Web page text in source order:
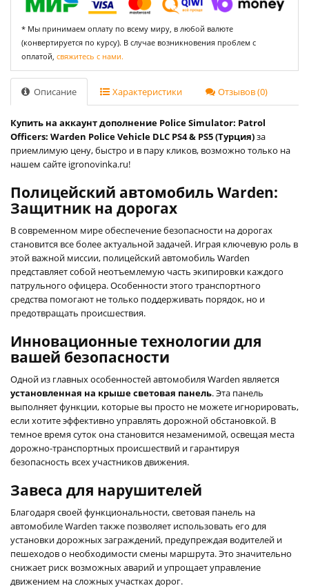
* Мы принимаем оплату по всему миру, в любой валюте
(конвертируется по курсу). В случае возникновения проблем с
оплатой, свяжитесь с нами.
Описание Характеристики Отзывов (0)
Купить на аккаунт дополнение Police Simulator: Patrol
Officers: Warden Police Vehicle DLC PS4 & PS5 (Турция)за
приемлимую цену, быстро и в пару кликов, возможно только на
нашем сайте igronovinka.ru!
Полицейский автомобиль Warden:
Защитник на дорогах
В современном мире обеспечение безопасности на дорогах
становится все более актуальной задачей. Играя ключевую роль в
этой важной миссии, полицейский автомобиль Warden
представляет собой неотъемлемую часть экипировки каждого
патрульного офицера. Особенности этого транспортного
средства помогают не только поддерживать порядок, но и
предотвращать происшествия.
Инновационные технологии для
вашей безопасности
Одной из главных особенностей автомобиля Warden является
установленная на крыше световая панель. Эта панель
выполняет функции, которые вы просто не можете игнорировать,
если хотите эффективно управлять дорожной обстановкой. В
темное время суток она становится незаменимой, освещая места
дорожно-транспортных происшествий и гарантируя
безопасность всех участников движения.
Завеса для нарушителей
Благодаря своей функциональности, световая панель на
автомобиле Warden также позволяет использовать его для
установки дорожных заграждений, предупреждая водителей и
пешеходов о необходимости смены маршрута. Это значительно
снижает риск возможных аварий и упрощает управление
движением на сложных участках дорог.